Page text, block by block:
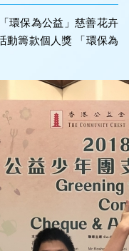
環保為公益」慈善花卉
動籌款個人獎 「環保為